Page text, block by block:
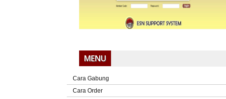
MENU
Cara Gabung
Cara Order